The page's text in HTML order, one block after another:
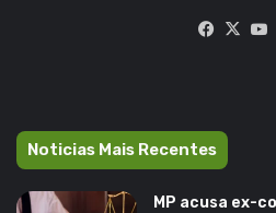
X
Noticias Mais Recentes
MP acusa ex-